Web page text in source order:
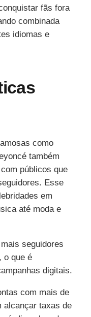
fãs fora
combinada
idiomas e
como
também
públicos que
Esse
em
até moda e
seguidores
o que é
digitais.
com mais de
alcançar taxas de